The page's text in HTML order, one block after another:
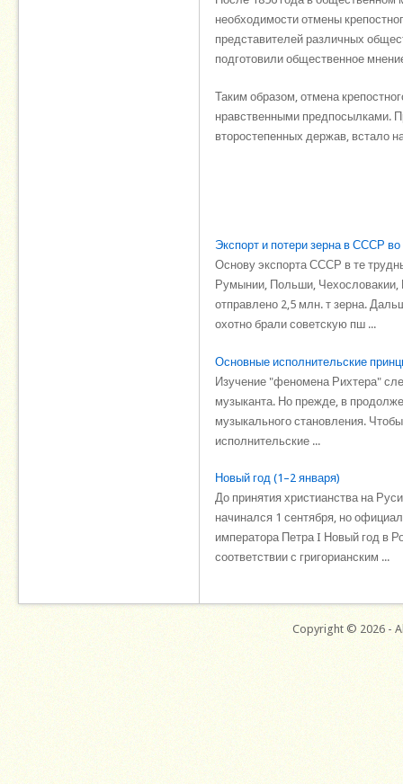
необходимости отмены
представителей различных
подготовили общественное
Таким образом, отмена
нравственными предпосылками.
второстепенных держав, встало
Экспорт и потери зерна в СССР
Основу экспорта СССР в те
Румынии, Польши, Чехословакии,
отправлено 2,5 млн. т зерна.
охотно брали советскую пш ...
Основные исполнительские
Изучение "феномена Рихтера"
музыканта. Но прежде, в
музыкального становления.
исполнительские ...
Новый год (1–2 января)
До принятия христианства на
начинался 1 сентября, но
императора Петра I Новый год в
соответствии с григорианским ...
Copyright © 2026 -